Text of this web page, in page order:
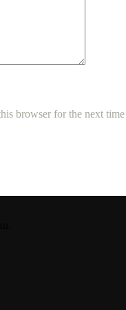
browser for the next